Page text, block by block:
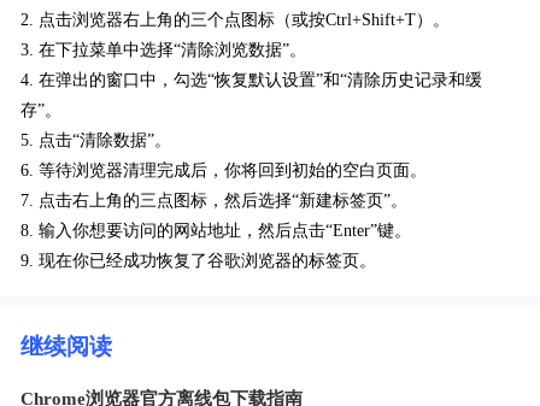
2. 点击浏览器右上角的三个点图标（或按Ctrl+Shift+T）。
3. 在下拉菜单中选择“清除浏览数据”。
4. 在弹出的窗口中，勾选“恢复默认设置”和“清除历史记录和缓
存”。
5. 点击“清除数据”。
6. 等待浏览器清理完成后，你将回到初始的空白页面。
7. 点击右上角的三点图标，然后选择“新建标签页”。
8. 输入你想要访问的网站地址，然后点击“Enter”键。
9. 现在你已经成功恢复了谷歌浏览器的标签页。
继续阅读
Chrome浏览器官方离线包下载指南